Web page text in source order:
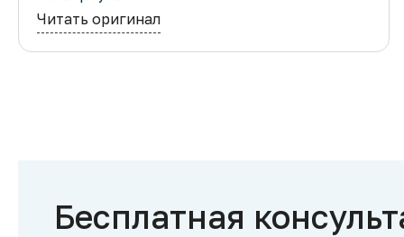
Официальный ответ:
за отзыв. Рады, что вам понравились наши
услуги. Стараемся максимально облегчить
Читать оригинал
Бесплатная